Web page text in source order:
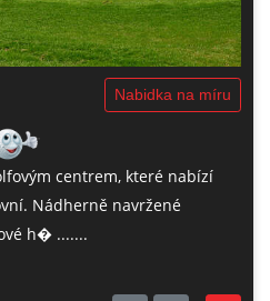
Nabidka na míru
centrem, které nabízí
Nádherně navržené
h� .......